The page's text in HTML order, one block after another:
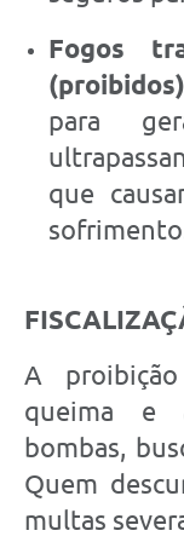
Fogos
para
que
A
queima e
bombas,
Quem
multas